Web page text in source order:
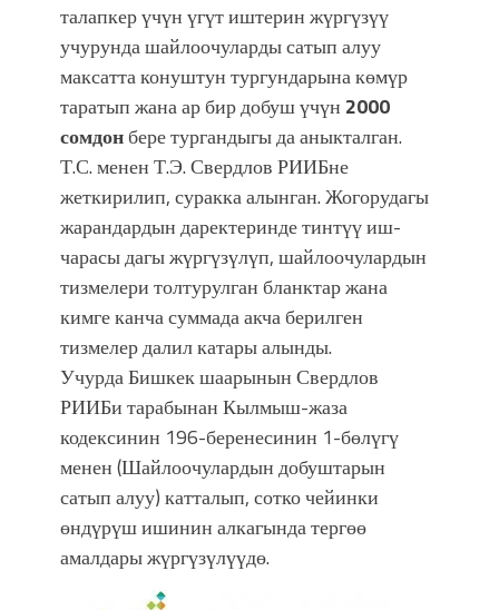
талапкер үчүн үгүт иштерин жүргүзүү
учурунда шайлоочуларды сатып алуу
максатта конуштун тургундарына көмүр
таратып жана ар бир добуш үчүн 2000
сомдонбере тургандыгы да аныкталган.
Т.С. менен Т.Э. Свердлов РИИБне
жеткирилип, суракка алынган. Жогорудагы
жарандардын даректеринде тинтүү иш-
чарасы дагы жүргүзүлүп, шайлоочулардын
тизмелери толтурулган бланктар жана
кимге канча суммада акча берилген
тизмелер далил катары алынды.
Учурда Бишкек шаарынын Свердлов
РИИБи тарабынан Кылмыш-жаза
кодексинин 196-беренесинин 1-бөлүгү
менен (Шайлоочулардын добуштарын
сатып алуу) катталып, сотко чейинки
өндүрүш ишинин алкагында тергөө
амалдары жүргүзүлүүдө.